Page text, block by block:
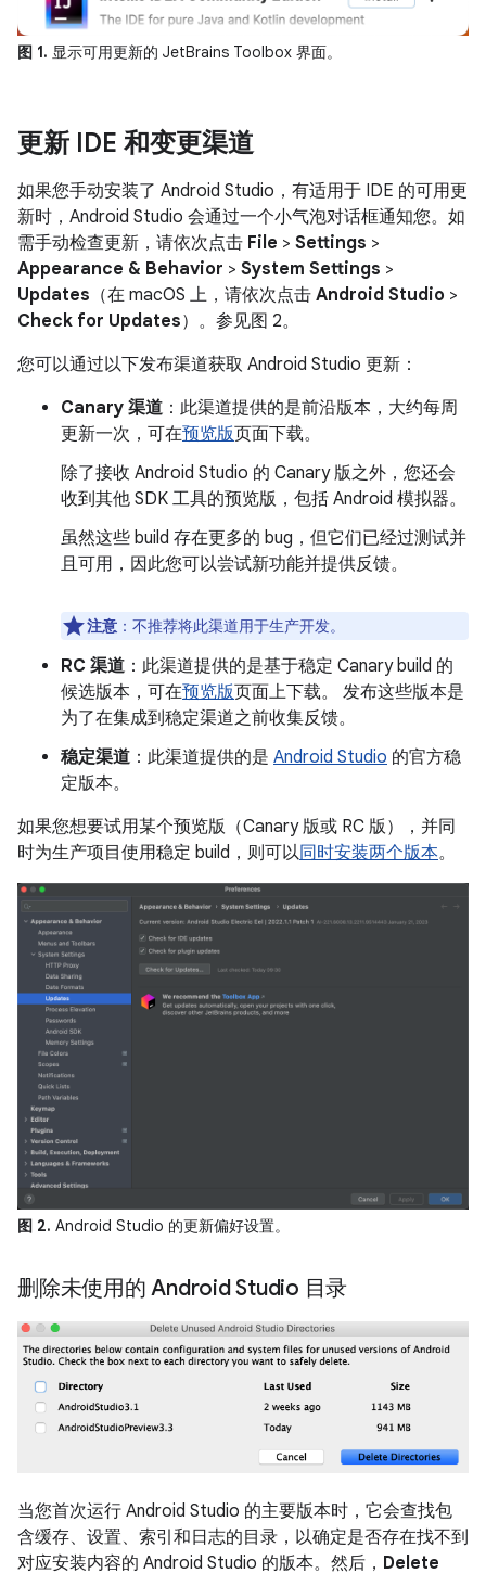
图 1. 显示可用更新的 JetBrains Toolbox 界面。
更新 IDE 和变更渠道
如果您手动安装了 Android Studio，有适用于 IDE 的可用更
新时，Android Studio 会通过一个小气泡对话框通知您。如
需手动检查更新，请依次点击 File > Settings >
Appearance & Behavior > System Settings >
Updates （在 macOS 上，请依次点击 Android Studio >
Check for Updates）。参见图 2。
您可以通过以下发布渠道获取 Android Studio 更新：
Canary 渠道 ：此渠道提供的是前沿版本，大约每周
更新一次，可在预览版页面下载。
除了接收 Android Studio 的 Canary 版之外，您还会
收到其他 SDK 工具的预览版，包括 Android 模拟器。
虽然这些 build 存在更多的 bug，但它们已经过测试并
且可用，因此您可以尝试新功能并提供反馈。
注意 ：不推荐将此渠道用于生产开发。
RC 渠道 ：此渠道提供的是基于稳定 Canary build 的
候选版本，可在预览版页面上下载。 发布这些版本是
为了在集成到稳定渠道之前收集反馈。
稳定渠道 ：此渠道提供的是 Android Studio 的官方稳
定版本。
如果您想要试用某个预览版（Canary 版或 RC 版），并同
时为生产项目使用稳定 build，则可以同时安装两个版本。
图 2. Android Studio 的更新偏好设置。
删除未使用的 Android Studio 目录
当您首次运行 Android Studio 的主要版本时，它会查找包
含缓存、设置、索引和日志的目录，以确定是否存在找不到
对应安装内容的 Android Studio 的版本。然后， Delete